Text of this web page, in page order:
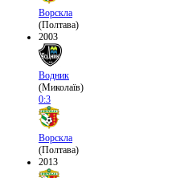
Ворскла
(Полтава)
2003
Водник
(Миколаїв)
0:3
Ворскла
(Полтава)
2013